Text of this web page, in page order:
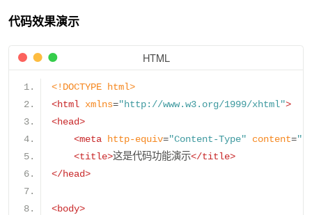
代码效果演示
HTML
<!DOCTYPE html>
<html xmlns="http://www.w3.org/1999/xhtml">
<head>
<meta
http-equiv="Content-Type" content=
<title>这是代码功能演示</title>
</head>
<body>